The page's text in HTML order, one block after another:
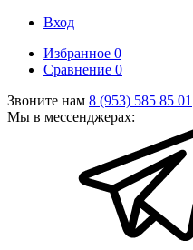
Вход
Избранное 0
Сравнение 0
Звоните нам 8 (953) 585 85 01
Мы в мессенджерах: